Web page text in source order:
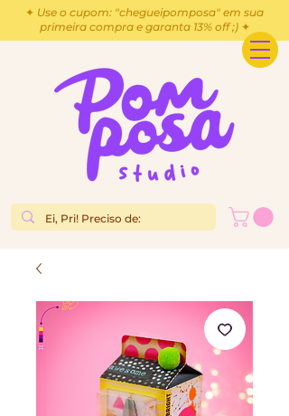
✦ Use o cupom: "chegueipomposa" em sua
primeira compra e garanta 13% off ;) ✦